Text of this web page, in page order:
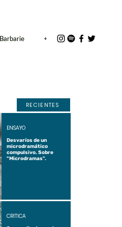
Barbarie +
RECIENTES
Desvaríos de un
microdramático
compulsivo. Sobre
"Microdramas".
ENSAYO
CRÍTICA